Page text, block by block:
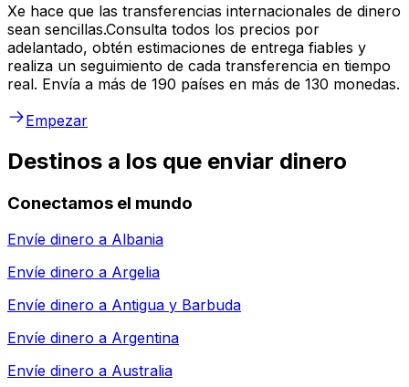
Xe hace que las transferencias internacionales de dinero
sean sencillas.Consulta todos los precios por
adelantado, obtén estimaciones de entrega fiables y
realiza un seguimiento de cada transferencia en tiempo
real. Envía a más de 190 países en más de 130 monedas.
Empezar
Destinos a los que enviar dinero
Conectamos el mundo
Envíe dinero a Albania
Envíe dinero a Argelia
Envíe dinero a Antigua y Barbuda
Envíe dinero a Argentina
Envíe dinero a Australia